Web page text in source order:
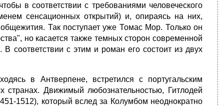
в соответствии с требованиями человеческого
сенсационных открытий) и, опираясь на них,
Так поступает уже Томас Мор. Только он
но касается также темных сторон современной
соответствии с этим и роман его состоит из двух
в Антверпене, встретился с португальским
Движимый любознательностью, Гитлодей
1512), который вслед за Колумбом неоднократно